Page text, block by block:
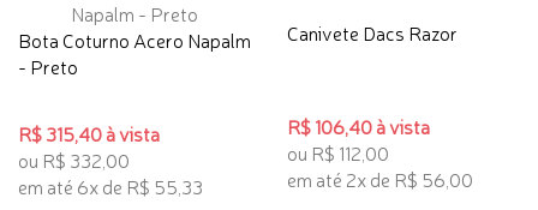
Bota Coturno Acero Napalm
- Preto
R$ 315,40 à vista
ou R$ 332,00
em até 6x de R$ 55,33
Canivete Dacs Razor
R$ 106,40 à vista
ou R$ 112,00
em até 2x de R$ 56,00